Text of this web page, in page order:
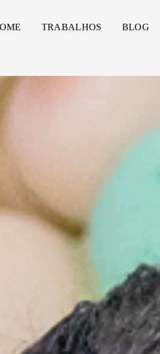
TRABALHOS BLOG